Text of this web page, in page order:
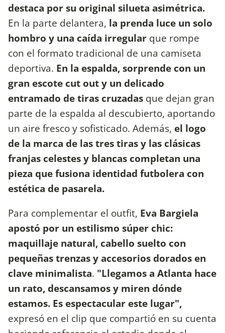
destaca por su original silueta asimétrica.
En la parte delantera, la prenda luce un solo
hombro y una caída irregular que rompe
con el formato tradicional de una camiseta
deportiva. En la espalda, sorprende con un
gran escote cut out y un delicado
entramado de tiras cruzadas que dejan gran
parte de la espalda al descubierto, aportando
un aire fresco y sofisticado. Además, el logo
de la marca de las tres tiras y las clásicas
franjas celestes y blancas completan una
pieza que fusiona identidad futbolera con
estética de pasarela.
Para complementar el outfit, Eva Bargiela
apostó por un estilismo súper chic:
maquillaje natural, cabello suelto con
pequeñas trenzas y accesorios dorados en
clave minimalista. "Llegamos a Atlanta hace
un rato, descansamos y miren dónde
estamos. Es espectacular este lugar",
expresó en el clip que compartió en su cuenta